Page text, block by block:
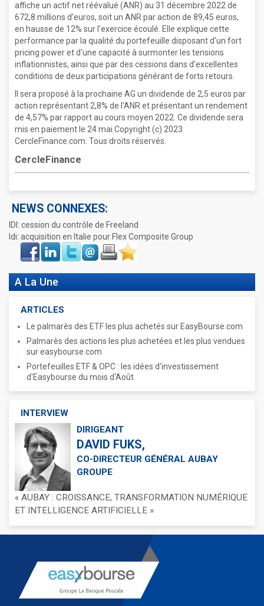
affiche un actif net réévalué (ANR) au 31 décembre 2022 de
672,8 millions d'euros, soit un ANR par action de 89,45 euros,
en hausse de 12% sur l'exercice écoulé. Elle explique cette
performance par la qualité du portefeuille disposant d'un fort
pricing power et d'une capacité à surmonter les tensions
inflationnistes, ainsi que par des cessions dans d'excellentes
conditions de deux participations générant de forts retours.
Il sera proposé à la prochaine AG un dividende de 2,5 euros par
action représentant 2,8% de l'ANR et présentant un rendement
de 4,57% par rapport au cours moyen 2022. Ce dividende sera
mis en paiement le 24 mai.Copyright (c) 2023
CercleFinance.com. Tous droits réservés.
CercleFinance
NEWS CONNEXES:
IDI: cession du contrôle de Freeland
Idi: acquisition en Italie pour Flex Composite Group
Face
book
LinkIn Twitter Envoyer ImprimerFavoris
A La Une
ARTICLES
Le palmarès des ETF les plus achetés sur EasyBourse.com
Palmarès des actions les plus achetées et les plus vendues
sur easybourse.com
Portefeuilles ETF & OPC : les idées d'investissement
d'Easybourse du mois d'Août
INTERVIEW
DIRIGEANT
DAVID FUKS,
CO-DIRECTEUR GÉNÉRAL AUBAY
GROUPE
« AUBAY : CROISSANCE, TRANSFORMATION NUMÉRIQUE
ET INTELLIGENCE ARTIFICIELLE »